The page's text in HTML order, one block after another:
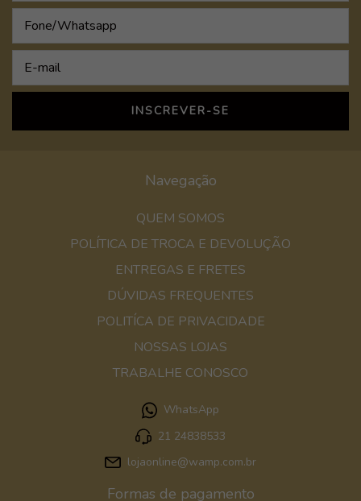
Navegação
QUEM SOMOS
POLÍTICA DE TROCA E DEVOLUÇÃO
ENTREGAS E FRETES
DÚVIDAS FREQUENTES
POLITÍCA DE PRIVACIDADE
NOSSAS LOJAS
TRABALHE CONOSCO
WhatsApp
21 24838533
lojaonline@wamp.com.br
Formas de pagamento